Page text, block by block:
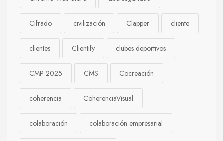
Cifrado civilización Clapper cliente
clientes Clientify clubes deportivos
CMP 2025 CMS Cocreación
coherencia CoherenciaVisual
colaboración colaboración empresarial